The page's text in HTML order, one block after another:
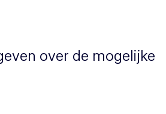
over de mogelijke